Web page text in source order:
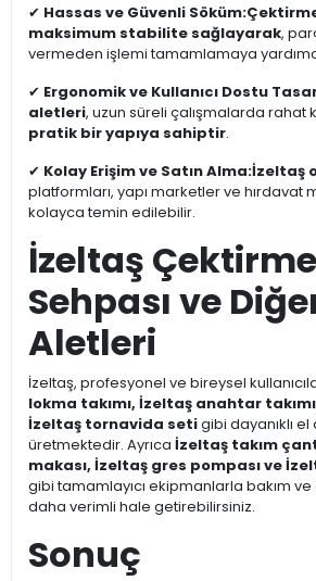
✔ Hassas ve Güvenli Söküm:
maksimum stabilite sağlayarak,
vermeden işlemi tamamlamaya
✔ Ergonomik ve Kullanıcı Dostu
aletleri, uzun süreli çalışmalarda rahat
pratik bir yapıya sahiptir.
✔ Kolay Erişim ve Satın Alma:İzeltaş
platformları, yapı marketler ve hırdavat
kolayca temin edilebilir.
İzeltaş Çektirme
Sehpası ve
Aletleri
İzeltaş, profesyonel ve bireysel
lokma takımı, İzeltaş anahtar
İzeltaş tornavida setigibi dayanıklı
üretmektedir. Ayrıca İzeltaş takım
makası, İzeltaş gres pompası ve
gibi tamamlayıcı ekipmanlarla bakım
daha verimli hale getirebilirsiniz.
Sonuç